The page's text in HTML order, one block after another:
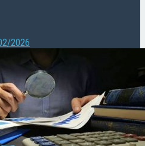
2026